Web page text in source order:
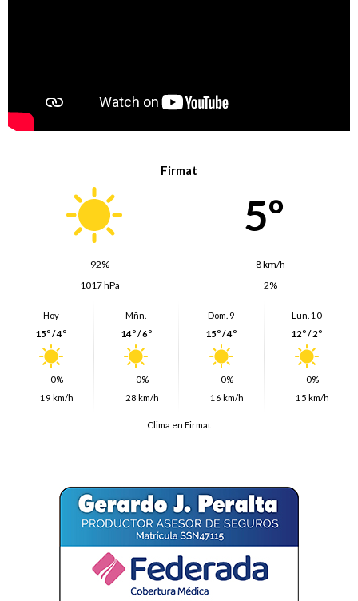
Firmat
5º
92%
8 km/h
1017 hPa
2%
Hoy
15º / 4º
0%
19 km/h
Mñn.
14º / 6º
0%
28 km/h
Dom. 9
15º / 4º
0%
16 km/h
Lun. 10
12º / 2º
0%
15 km/h
Clima en Firmat